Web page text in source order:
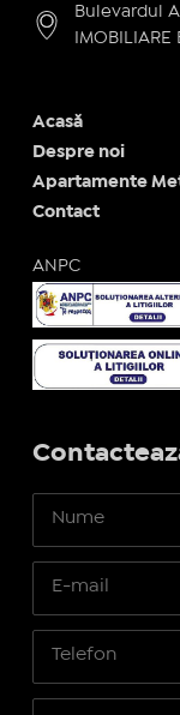
Bulevardul
IMOBILIARE
Acasă
Despre noi
Apartamente
Contact
ANPC